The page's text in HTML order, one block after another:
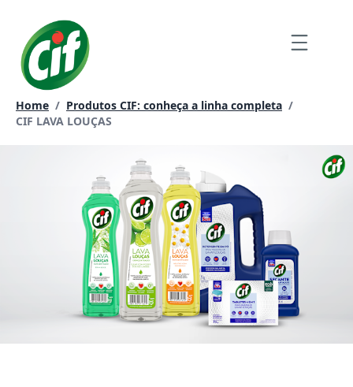
conteúdo
Home / Produtos CIF: conheça a linha completa /
Página atual:
CIF LAVA LOUÇAS​